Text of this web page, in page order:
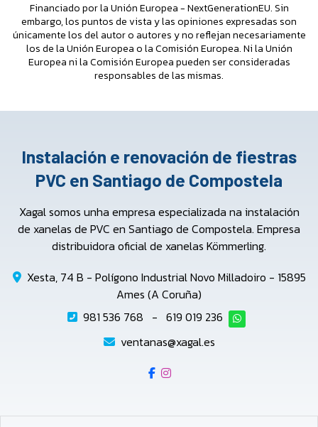
Financiado por la Unión Europea - NextGenerationEU. Sin
embargo, los puntos de vista y las opiniones expresadas son
únicamente los del autor o autores y no reflejan necesariamente
los de la Unión Europea o la Comisión Europea. Ni la Unión
Europea ni la Comisión Europea pueden ser consideradas
responsables de las mismas.
Instalación e renovación de fiestras
PVC en Santiago de Compostela
Xagal somos unha empresa especializada na instalación
de xanelas de PVC en Santiago de Compostela. Empresa
distribuidora oficial de xanelas Kömmerling.
Xesta, 74 B - Polígono Industrial Novo Milladoiro - 15895
Ames (A Coruña)
981 536 768 - 619 019 236
ventanas@xagal.es